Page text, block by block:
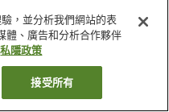
廳
議室
，並分析我們網站的表
體、廣告和分析合作夥伴
私隱政策
接受所有